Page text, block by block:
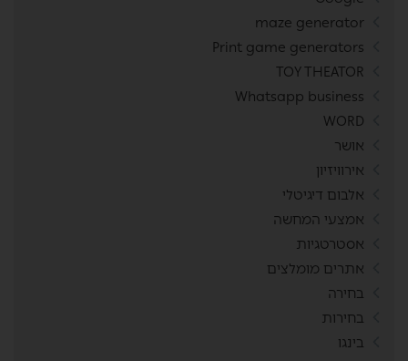
maze generator
Print game generators
TOY THEATOR
Whatsapp business
WORD
אושר
אירוויזיון
אלבום דיגיטלי
אמצעי המחשה
אסטרטגיות
אתרים מומלצים
בחירה
בחירות
בינגו